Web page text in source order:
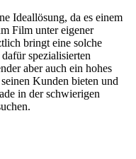
Ideallösung, da es einem
Film unter eigener
bringt eine solche
spezialisierten
aber auch ein hohes
Kunden bieten und
in der schwierigen